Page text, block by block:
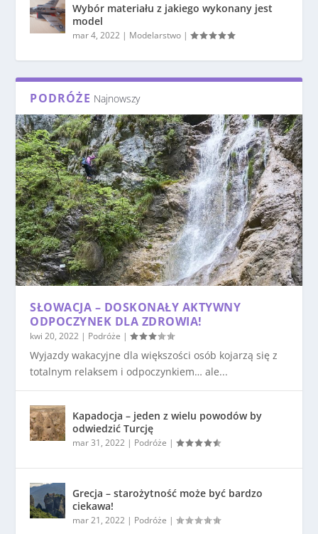
Wybór materiału z jakiego wykonany jest
model
mar 4, 2022 | Modelarstwo |
PODRÓŻE Najnowszy
SŁOWACJA – DOSKONAŁY AKTYWNY
ODPOCZYNEK DLA ZDROWIA!
kwi 20, 2022 | Podróże |
Wyjazdy wakacyjne dla większości osób kojarzą się z
totalnym relaksem i odpoczynkiem… ale...
Kapadocja – jeden z wielu powodów by
odwiedzić Turcję
mar 31, 2022 | Podróże |
Grecja – starożytność może być bardzo
ciekawa!
mar 21, 2022 | Podróże |